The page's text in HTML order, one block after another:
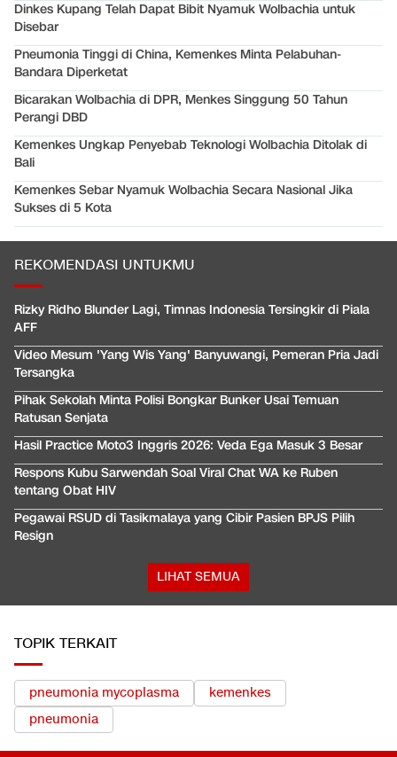
Dinkes Kupang Telah Dapat Bibit Nyamuk Wolbachia untuk
Disebar
Pneumonia Tinggi di China, Kemenkes Minta Pelabuhan-
Bandara Diperketat
Bicarakan Wolbachia di DPR, Menkes Singgung 50 Tahun
Perangi DBD
Kemenkes Ungkap Penyebab Teknologi Wolbachia Ditolak di
Bali
Kemenkes Sebar Nyamuk Wolbachia Secara Nasional Jika
Sukses di 5 Kota
REKOMENDASI UNTUKMU
Rizky Ridho Blunder Lagi, Timnas Indonesia Tersingkir di Piala
AFF
Video Mesum 'Yang Wis Yang' Banyuwangi, Pemeran Pria Jadi
Tersangka
Pihak Sekolah Minta Polisi Bongkar Bunker Usai Temuan
Ratusan Senjata
Hasil Practice Moto3 Inggris 2026: Veda Ega Masuk 3 Besar
Respons Kubu Sarwendah Soal Viral Chat WA ke Ruben
tentang Obat HIV
Pegawai RSUD di Tasikmalaya yang Cibir Pasien BPJS Pilih
Resign
LIHAT SEMUA
TOPIK TERKAIT
pneumonia mycoplasma
kemenkes
pneumonia